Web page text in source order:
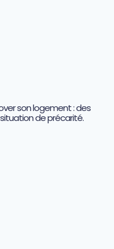
son logement : des
de précarité.